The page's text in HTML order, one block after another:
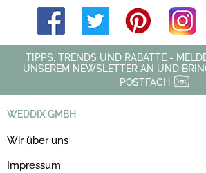
TIPPS, TRENDS UND RABATTE -
UNSEREM NEWSLETTER AN UND
POSTFACH
WEDDIX GMBH
Wir über uns
Impressum